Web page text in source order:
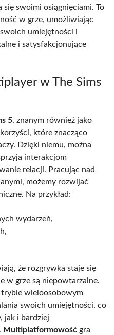
się swoimi osiągnięciami. To
w grze, umożliwiając
umiejętności i
i satysfakcjonujące
w The Sims
5, znanym również jako
które znacząco
Dzięki niemu, można
interakcjom
relacji. Pracując nad
możemy rozwijać
Na przykład:
wydarzeń,
że rozgrywka staje się
w grze są niepowtarzalne.
wieloosobowym
swoich umiejętności, co
jak i bardziej
Multiplatformowość gra